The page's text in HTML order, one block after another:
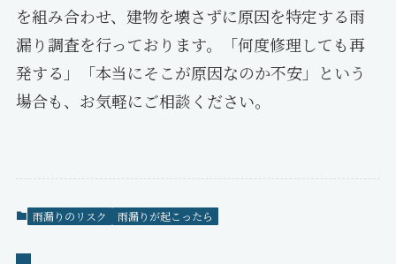
を組み合わせ、建物を壊さずに原因を特定する雨
漏り調査を行っております。「何度修理しても再
発する」「本当にそこが原因なのか不安」という
場合も、お気軽にご相談ください。
雨漏りのリスク 雨漏りが起こったら